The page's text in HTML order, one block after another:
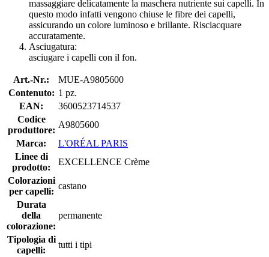
massaggiare delicatamente la maschera nutriente sui capelli. In
questo modo infatti vengono chiuse le fibre dei capelli,
assicurando un colore luminoso e brillante. Risciacquare
accuratamente.
Asciugatura:
asciugare i capelli con il fon.
Art.-Nr.:
MUE-A9805600
Contenuto: 1 pz.
EAN:
3600523714537
Codice
produttore:
A9805600
Marca:
L'ORÉAL PARIS
Linee di
prodotto:
EXCELLENCE Crème
Colorazioni
per capelli:
castano
Durata
della
colorazione:
permanente
Tipologia di
capelli:
tutti i tipi